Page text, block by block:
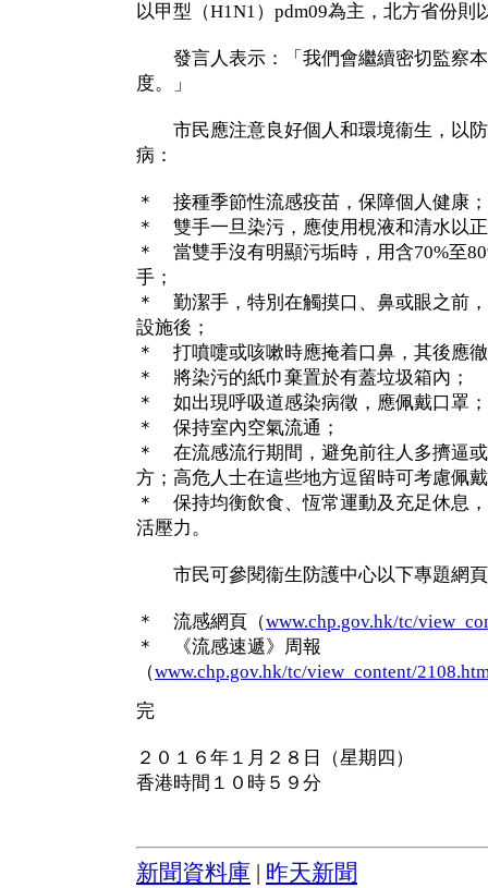
以甲型（H1N1）pdm09為主，北方省份則
發言人表示：「我們會繼續密切監察本
度。」
市民應注意良好個人和環境衞生，以防
病：
＊ 接種季節性流感疫苗，保障個人健康；
＊ 雙手一旦染污，應使用梘液和清水以
＊ 當雙手沒有明顯污垢時，用含70%至
手；
＊ 勤潔手，特別在觸摸口、鼻或眼之前
設施後；
＊ 打噴嚏或咳嗽時應掩着口鼻，其後應
＊ 將染污的紙巾棄置於有蓋垃圾箱內；
＊ 如出現呼吸道感染病徵，應佩戴口罩；
＊ 保持室內空氣流通；
＊ 在流感流行期間，避免前往人多擠逼
方；高危人士在這些地方逗留時可考慮佩
＊ 保持均衡飲食、恆常運動及充足休息
活壓力。
市民可參閱衞生防護中心以下專題網頁
＊ 流感網頁（www.chp.gov.hk/tc/
＊ 《流感速遞》周報
（www.chp.gov.hk/tc/view_content/
完
２０１６年１月２８日（星期四）
香港時間１０時５９分
新聞資料庫 昨天新聞